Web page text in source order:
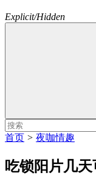
Explicit/Hidden
首页 > 夜咖情趣
吃锁阳片几